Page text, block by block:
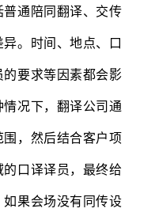
通陪同翻译、交传
。时间、地点、口
要求等因素都会影
况下，翻译公司通
，然后结合客户项
口译译员，最终给
果会场没有同传设